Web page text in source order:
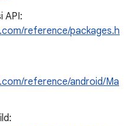
API:
reference/packages.h
reference/android/Ma